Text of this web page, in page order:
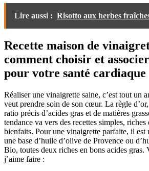
Lire aussi : Risotto aux herbes
Recette maison de
comment choisir et
pour votre santé cardiaque
Réaliser une vinaigrette saine, c’est tout un
veut prendre soin de son cœur. La règle d’or,
ratio précis d’acides gras et de matières
tendance va vers des recettes simples, riches
bienfaits. Pour une vinaigrette parfaite, il est
une base d’huile d’olive de Provence ou
Bio, toutes deux riches en bons acides gras.
j’aime faire :